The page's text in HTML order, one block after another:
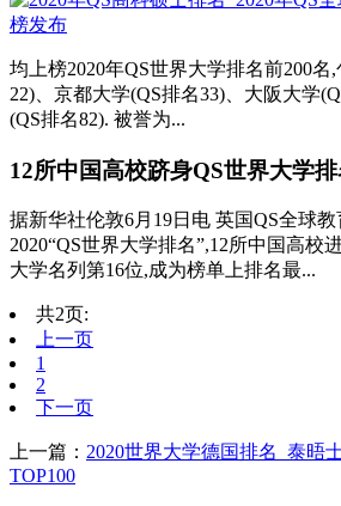
均上榜2020年QS世界大学排名前200名
22)、京都大学(QS排名33)、大阪大学
(QS排名82). 被誉为...
12所中国高校跻身QS世界大学
据新华社伦敦6月19日电 英国QS全球
2020“QS世界大学排名”,12所中国高校
大学名列第16位,成为榜单上排名最...
共2页:
上一页
1
2
下一页
上一篇： 2020世界大学德国排名_泰晤
TOP100